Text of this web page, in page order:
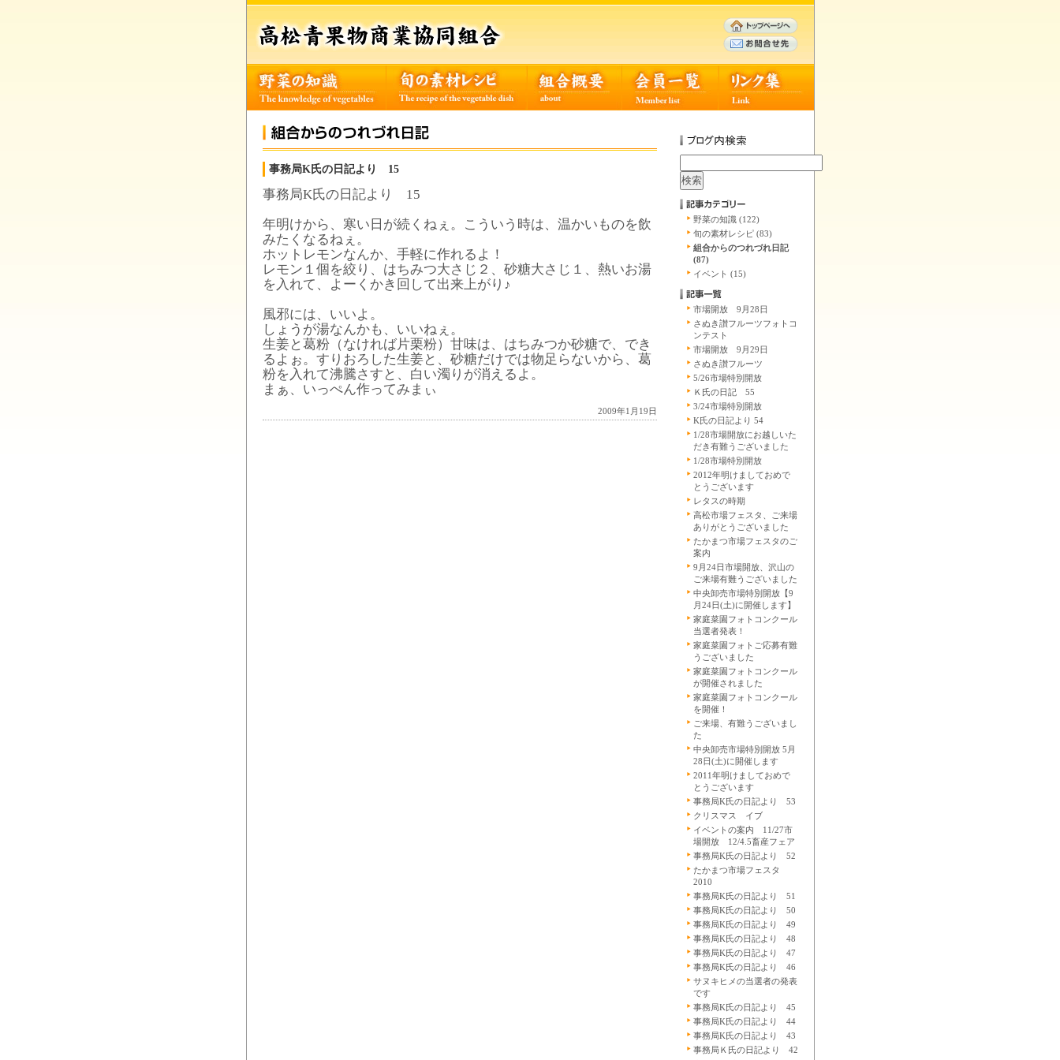
野菜の知識 (122)
旬の素材レシピ (83)
組合からのつれづれ日記
(87)
イベント (15)
市場開放 9月28日
さぬき讃フルーツフォトコ
ンテスト
市場開放 9月29日
さぬき讃フルーツ
5/26市場特別開放
Ｋ氏の日記 55
3/24市場特別開放
K氏の日記より 54
1/28市場開放にお越しいた
だき有難うございました
1/28市場特別開放
2012年明けましておめで
とうございます
レタスの時期
高松市場フェスタ、ご来場
ありがとうございました
たかまつ市場フェスタのご
案内
9月24日市場開放、沢山の
ご来場有難うございました
中央卸売市場特別開放【9
月24日(土)に開催します】
家庭菜園フォトコンクール
当選者発表！
家庭菜園フォトご応募有難
うございました
家庭菜園フォトコンクール
が開催されました
家庭菜園フォトコンクール
を開催！
ご来場、有難うございまし
た
中央卸売市場特別開放 5月
28日(土)に開催します
2011年明けましておめで
とうございます
事務局K氏の日記より 53
クリスマス イブ
イベントの案内 11/27市
場開放 12/4.5畜産フェア
事務局K氏の日記より 52
たかまつ市場フェスタ
2010
事務局K氏の日記より 51
事務局K氏の日記より 50
事務局K氏の日記より 49
事務局K氏の日記より 48
事務局K氏の日記より 47
事務局K氏の日記より 46
サヌキヒメの当選者の発表
です
事務局K氏の日記より 45
事務局K氏の日記より 44
事務局K氏の日記より 43
事務局Ｋ氏の日記より 42
事務局K氏の日記より 15
事務局K氏の日記より 15
年明けから、寒い日が続くねぇ。こういう時は、温かいものを飲
みたくなるねぇ。
ホットレモンなんか、手軽に作れるよ！
レモン１個を絞り、はちみつ大さじ２、砂糖大さじ１、熱いお湯
を入れて、よーくかき回して出来上がり♪
風邪には、いいよ。
しょうが湯なんかも、いいねぇ。
生姜と葛粉（なければ片栗粉）甘味は、はちみつか砂糖で、でき
るよぉ。すりおろした生姜と、砂糖だけでは物足らないから、葛
粉を入れて沸騰さすと、白い濁りが消えるよ。
まぁ、いっぺん作ってみまぃ
2009年1月19日